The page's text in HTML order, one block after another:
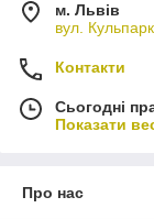
м. Львів
вул.
Контакти
Сьогодні
Показати
Про нас